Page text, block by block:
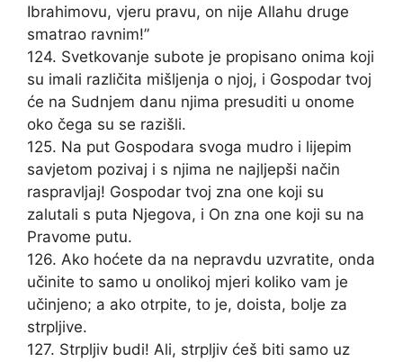
Ibrahimovu, vjeru pravu, on nije Allahu druge
smatrao ravnim!”
124. Svetkovanje subote je propisano onima koji
su imali različita mišljenja o njoj, i Gospodar tvoj
će na Sudnjem danu njima presuditi u onome
oko čega su se razišli.
125. Na put Gospodara svoga mudro i lijepim
savjetom pozivaj i s njima ne najljepši način
raspravljaj! Gospodar tvoj zna one koji su
zalutali s puta Njegova, i On zna one koji su na
Pravome putu.
126. Ako hoćete da na nepravdu uzvratite, onda
učinite to samo u onolikoj mjeri koliko vam je
učinjeno; a ako otrpite, to je, doista, bolje za
strpljive.
127. Strpljiv budi! Ali, strpljiv ćeš biti samo uz